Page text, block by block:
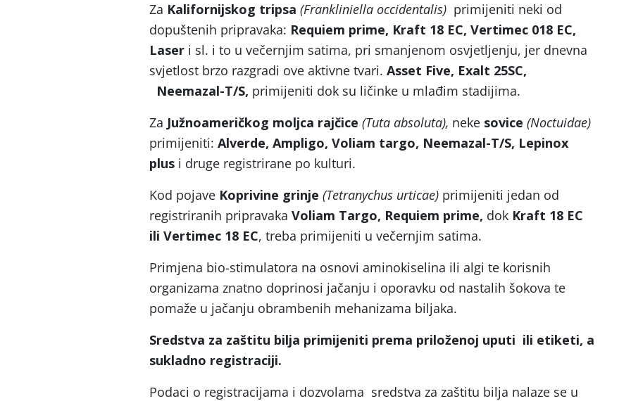
Za Kalifornijskog tripsa (Frankliniella occidentalis) primijeniti neki od
dopuštenih pripravaka: Requiem prime, Kraft 18 EC, Vertimec 018 EC,
Laser i sl. i to u večernjim satima, pri smanjenom osvjetljenju, jer dnevna
svjetlost brzo razgradi ove aktivne tvari. Asset Five, Exalt 25SC,
Neemazal-T/S, primijeniti dok su ličinke u mlađim stadijima.
Za Južnoameričkog moljca rajčice (Tuta absoluta), neke sovice (Noctuidae)
primijeniti: Alverde, Ampligo, Voliam targo, Neemazal-T/S, Lepinox
plus i druge registrirane po kulturi.
Kod pojave Koprivine grinje (Tetranychus urticae) primijeniti jedan od
registriranih pripravaka Voliam Targo, Requiem prime, dok Kraft 18 EC
ili Vertimec 18 EC, treba primijeniti u večernjim satima.
Primjena bio-stimulatora na osnovi aminokiselina ili algi te korisnih
organizama znatno doprinosi jačanju i oporavku od nastalih šokova te
pomaže u jačanju obrambenih mehanizama biljaka.
Sredstva za zaštitu bilja primijeniti prema priloženoj uputi ili etiketi, a
sukladno registraciji.
Podaci o registracijama i dozvolama sredstva za zaštitu bilja nalaze se u